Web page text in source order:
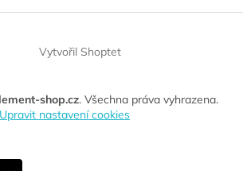
Vytvořil Shoptet
shop.cz. Všechna práva vyhrazena.
Upravit nastavení cookies